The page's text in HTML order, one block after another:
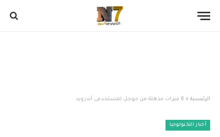
الرئيسية » 6 ميزات مذهلة من جوجل لمستخدمى أندرويد
أخبار التكنولوجيا